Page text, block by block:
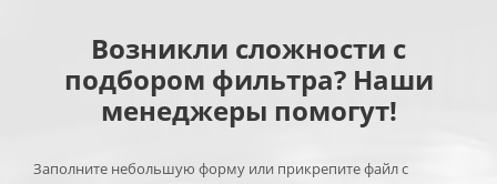
Возникли сложности с
подбором фильтра? Наши
менеджеры помогут!
Заполните небольшую форму или прикрепите файл с